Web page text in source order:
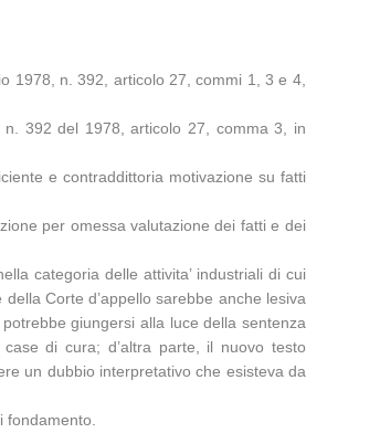
1978, n. 392, articolo 27, commi 1, 3 e 4,
392 del 1978, articolo 27, comma 3, in
e contraddittoria motivazione su fatti
per omessa valutazione dei fatti e dei
categoria delle attivita’ industriali di cui
Corte d’appello sarebbe anche lesiva
giungersi alla luce della sentenza
di cura; d’altra parte, il nuovo testo
un dubbio interpretativo che esisteva da